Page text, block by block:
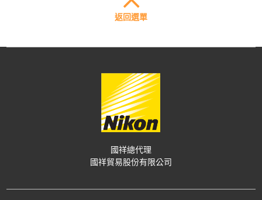
返回選單
國祥總代理
國祥貿易股份有限公司